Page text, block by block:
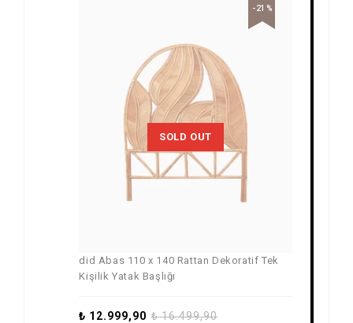
SOLD OUT
-21%
did Abas 110 x 140 Rattan Dekoratif Tek
Kişilik Yatak Başlığı
₺16.499,90
₺ 12.999,90